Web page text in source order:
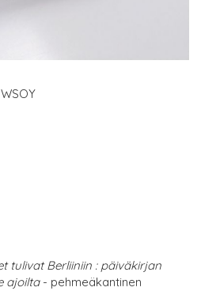
WSOY
tulivat Berliiniin : päiväkirjan
ajoilta- pehmeäkantinen